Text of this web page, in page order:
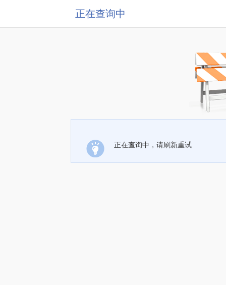
正在查询中
正在查询中，请刷新重试